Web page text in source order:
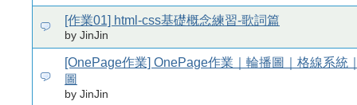
[作業01] html-css基礎概念練習-歌詞篇
by JinJin
[OnePage作業] OnePage作業｜輪播圖｜格線系統
圖
by JinJin